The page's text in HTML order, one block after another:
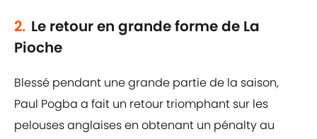
2. Le retour en grande forme de La
Pioche
Blessé pendant une grande partie de la saison,
Paul Pogba a fait un retour triomphant sur les
pelouses anglaises en obtenant un pénalty au